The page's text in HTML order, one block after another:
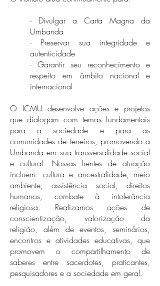
​- Divulgar a Carta Magna da
Umbanda
- Preservar sua integridade e
autenticidade
- Garantir seu reconhecimento e
respeito em âmbito nacional e
internacional
O ICMU desenvolve ações e projetos
que dialogam com temas fundamentais
para a sociedade e para as
comunidades de terreiros, promovendo a
Umbanda em sua transversalidade social
e cultural. Nossas frentes de atuação
incluem: cultura e ancestralidade, meio
ambiente, assistência social, direitos
humanos, combate à intolerância
religiosa. Realizamos ações de
conscientização, valorização da
religião, além de eventos, seminários,
encontros e atividades educativas, que
promovem o compartilhamento de
saberes entre sacerdotes, praticantes,
pesquisadores e a sociedade em geral.